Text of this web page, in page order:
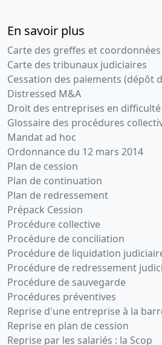
En savoir plus
Carte des greffes et coordonnées
Carte des tribunaux judiciaires
Cessation des paiements (dépôt
Distressed M&A
Droit des entreprises en difficulté
Glossaire des procédures
Mandat ad hoc
Ordonnance du 12 mars 2014
Plan de cession
Plan de continuation
Plan de redressement
Prépack Cession
Procédure collective
Procédure de conciliation
Procédure de liquidation
Procédure de redressement
Procédure de sauvegarde
Procédures préventives
Reprise d'une entreprise à la
Reprise en plan de cession
Reprise par les salariés : la Scop